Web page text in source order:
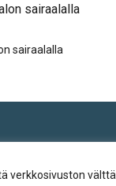
verkkosivuston
sairaalalla
sairaalalla